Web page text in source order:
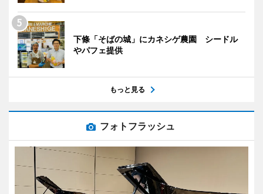
下條「そばの城」にカネシゲ農園 シードル
やパフェ提供
もっと見る
フォトフラッシュ